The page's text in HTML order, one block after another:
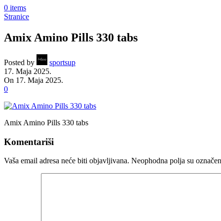
0 items
Stranice
Amix Amino Pills 330 tabs
Posted by
sportsup
17. Maja 2025.
On 17. Maja 2025.
0
Amix Amino Pills 330 tabs
Komentariši
Vaša email adresa neće biti objavljivana. Neophodna polja su